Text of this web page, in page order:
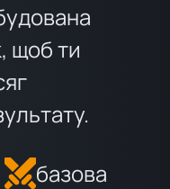
щоб ти
базова